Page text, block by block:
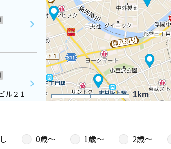
1km
ル２１
0歳〜 1歳〜 2歳〜